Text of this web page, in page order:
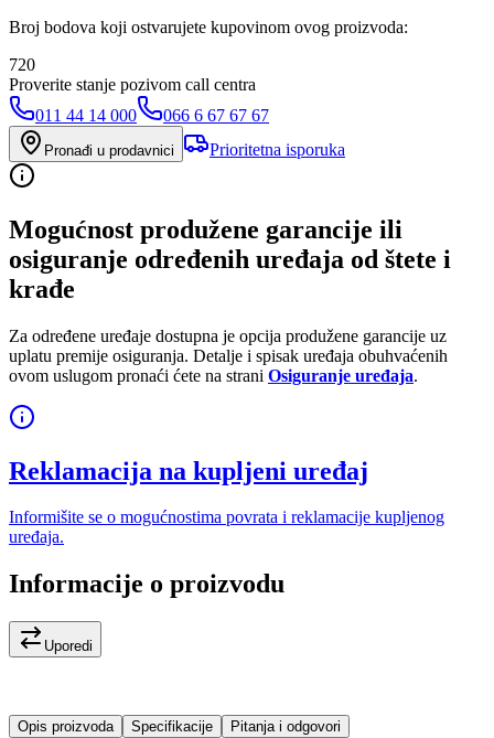
Broj bodova koji ostvarujete kupovinom ovog proizvoda:
720
Proverite stanje pozivom call centra
011 44 14 000
066 6 67 67 67
Pronađi u prodavnici Prioritetna isporuka
Mogućnost produžene garancije ili
osiguranje određenih uređaja od štete i
krađe
Za određene uređaje dostupna je opcija produžene garancije uz
uplatu premije osiguranja. Detalje i spisak uređaja obuhvaćenih
ovom uslugom pronaći ćete na strani Osiguranje uređaja.
Reklamacija na kupljeni uređaj
Informišite se o mogućnostima povrata i reklamacije kupljenog
uređaja.
Informacije o proizvodu
Uporedi
Opis proizvoda Specifikacije Pitanja i odgovori